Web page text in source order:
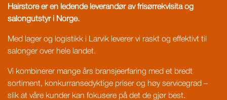
Hairstore er en ledende leverandør av frisørrekvisita og
salongutstyr i Norge.
Med lager og logistikk i Larvik leverer vi raskt og effektivt til
salonger over hele landet.
Vi kombinerer mange års bransjeerfaring med et bredt
sortiment, konkurransedyktige priser og høy servicegrad –
slik at våre kunder kan fokusere på det de gjør best.